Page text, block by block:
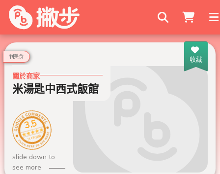
搜尋商家
收藏
美食
關於商家
米湯匙中西式飯館
3.5
244 則評論
slide down to
see more